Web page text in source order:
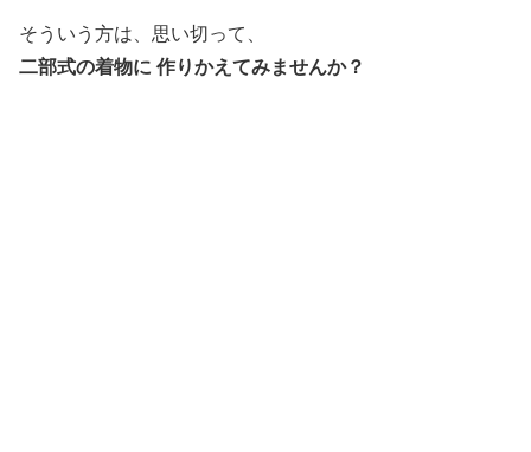
そういう方は、思い切って、
二部式の着物に 作りかえてみませんか？